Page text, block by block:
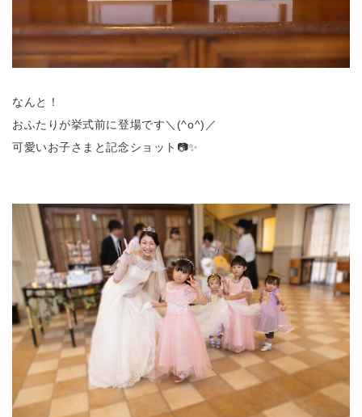
なんと！
おふたりが挙式前に登場です＼(^o^)／
可愛いお子さまと記念ショット📷✨